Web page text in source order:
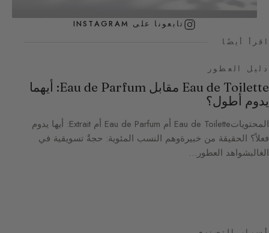
تابعونا على INSTAGRAM
اقرأ أيضًا
دليل العطور
Eau de Toilette مقابل Eau de Parfum: أيهما
يدوم أطول؟
المحتوياتEau de Toilette أم Eau de Parfum أم Extrait: أيها يدوم
فعلاً؟ الحقيقة من خبيرةوهم النسب المئوية: حجةٌ تسويقية في
الغالبشواهد العطور…